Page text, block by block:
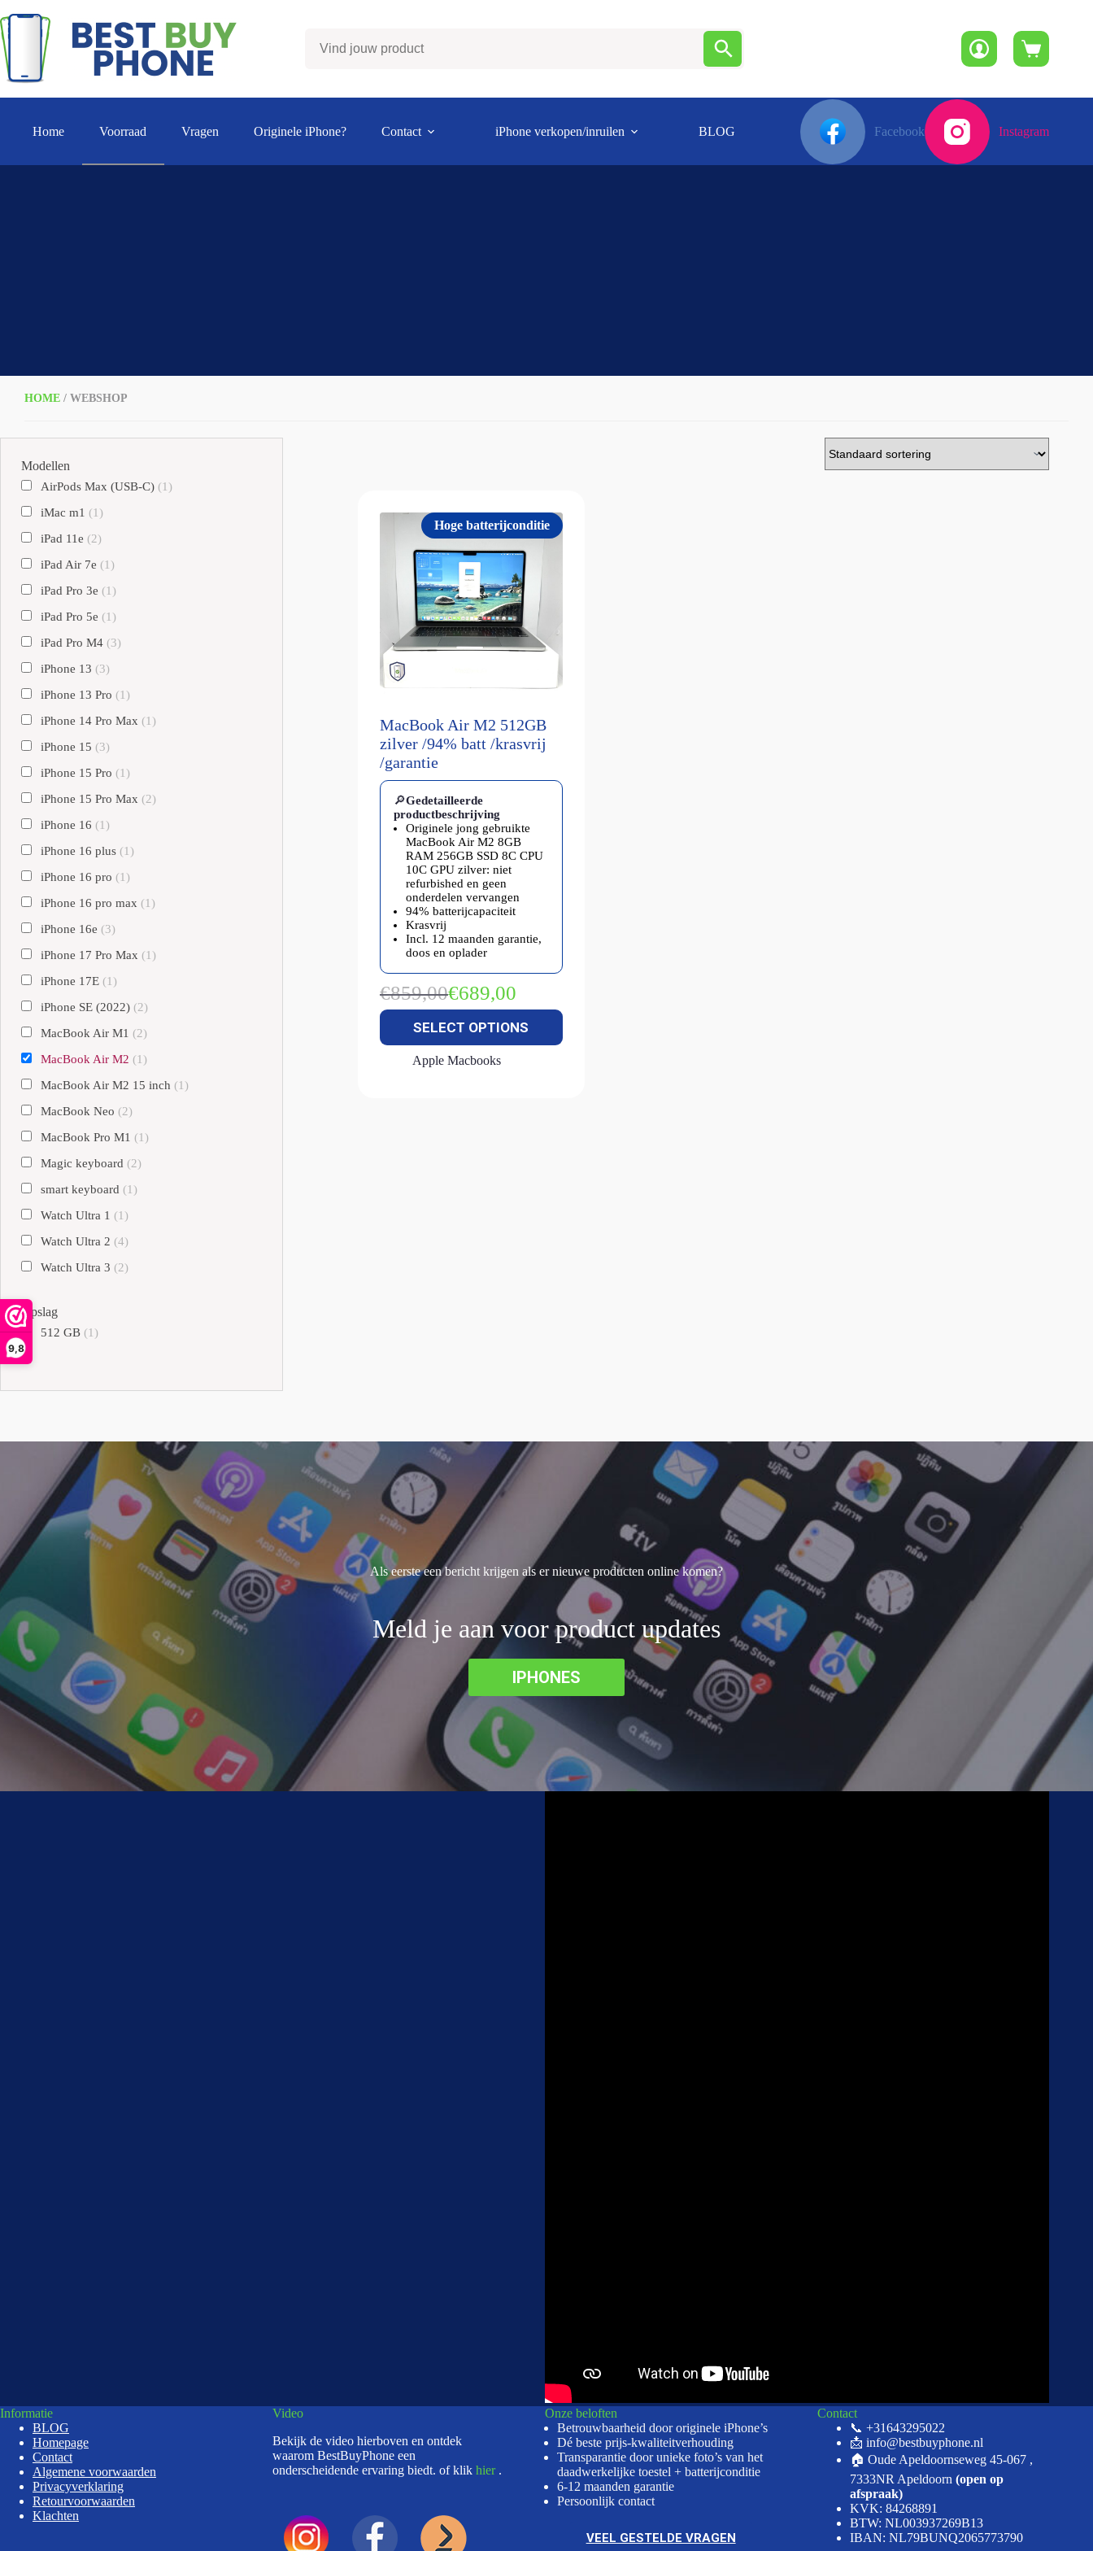
9,8
naar
de
inhoud
Winkelwagen
Home Voorraad Vragen Originele iPhone? Contact iPhone verkopen/inruilen BLOG Facebook Instagram
HOME / WEBSHOP
Hoge batterijconditie
MacBook Air M2 512GB
zilver /94% batt /krasvrij
/garantie
🔎Gedetailleerde
productbeschrijving
Originele jong gebruikte
MacBook Air M2 8GB
RAM 256GB SSD 8C CPU
10C GPU zilver: niet
refurbished en geen
onderdelen vervangen
94% batterijcapaciteit
Krasvrij
Incl. 12 maanden garantie,
doos en oplader
€859,00Oorspronkelijke
prijs
was:
€859,00.
€689,00
Huidige
prijs
is:
€689,00.
SELECT OPTIONS
Apple Macbooks
Modellen
AirPods Max (USB-C) (1)
iMac m1 (1)
iPad 11e (2)
iPad Air 7e (1)
iPad Pro 3e (1)
iPad Pro 5e (1)
iPad Pro M4 (3)
iPhone 13 (3)
iPhone 13 Pro (1)
iPhone 14 Pro Max (1)
iPhone 15 (3)
iPhone 15 Pro (1)
iPhone 15 Pro Max (2)
iPhone 16 (1)
iPhone 16 plus (1)
iPhone 16 pro (1)
iPhone 16 pro max (1)
iPhone 16e (3)
iPhone 17 Pro Max (1)
iPhone 17E (1)
iPhone SE (2022) (2)
MacBook Air M1 (2)
MacBook Air M2 (1)
MacBook Air M2 15 inch (1)
MacBook Neo (2)
MacBook Pro M1 (1)
Magic keyboard (2)
smart keyboard (1)
Watch Ultra 1 (1)
Watch Ultra 2 (4)
Watch Ultra 3 (2)
Opslag
512 GB (1)
Als eerste een bericht krijgen als er nieuwe producten online komen?
Meld je aan voor product updates
IPHONES
Informatie
BLOG
Homepage
Contact
Algemene voorwaarden
Privacyverklaring
Retourvoorwaarden
Klachten
Video
Bekijk de video hierboven en ontdek
waarom BestBuyPhone een
onderscheidende ervaring biedt. of klikhier .
Onze beloften
Betrouwbaarheid door originele iPhone’s
Dé beste prijs-kwaliteitverhouding
Transparantie door unieke foto’s van het
daadwerkelijke toestel + batterijconditie
6-12 maanden garantie
Persoonlijk contact
VEEL GESTELDE VRAGEN
Contact
📞 +31643295022
📩 info@bestbuyphone.nl
🏠 Oude Apeldoornseweg 45-067 ,
7333NR Apeldoorn(open op
afspraak)
KVK: 84268891
BTW: NL003937269B13
IBAN: NL79BUNQ2065773790